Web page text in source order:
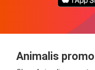
Animalis